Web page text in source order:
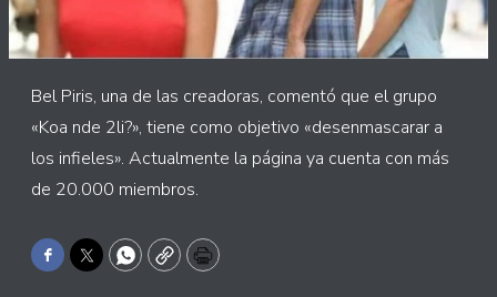
Bel Piris, una de las creadoras, comentó que el grupo
«Koa nde 2li?», tiene como objetivo «desenmascarar a
los infieles». Actualmente la página ya cuenta con más
de 20.000 miembros.
Facebook
TwitterWhatsApp
CopyPrint